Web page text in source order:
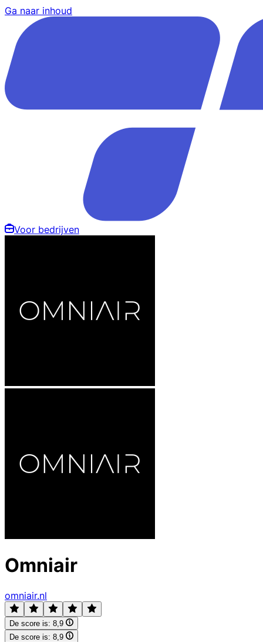
Ga naar inhoud
Voor bedrijven
Omniair
omniair.nl
De score is: 8,9
De score is: 8,9